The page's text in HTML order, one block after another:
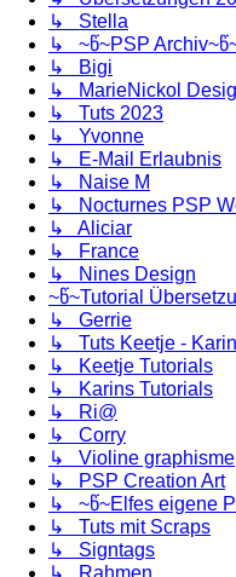
↳ Stella
↳ ~წ~PSP
↳ Bigi
↳ MarieNickol
↳ Tuts 2023
↳ Yvonne
↳ E-Mail Erlaubnis
↳ Naise M
↳ Nocturnes PSP
↳ Aliciar
↳ France
↳ Nines Design
~წ~Tutorial
↳ Gerrie
↳ Tuts Keetje - Karin
↳ Keetje Tutorials
↳ Karins Tutorials
↳ Ri@
↳ Corry
↳ Violine graphisme
↳ PSP Creation Art
↳ ~წ~Elfes eigene
↳ Tuts mit Scraps
↳ Signtags